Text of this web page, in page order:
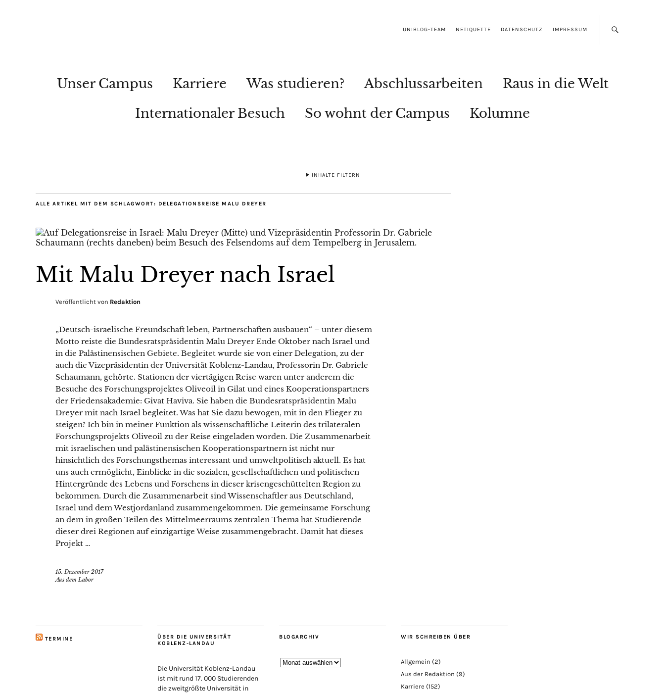
UNIBLOG-TEAM NETIQUETTE DATENSCHUTZ IMPRESSUM
Unser Campus Karriere Was studieren? Abschlussarbeiten
Raus in die Welt
Internationaler Besuch
So wohnt der Campus Kolumne
INHALTE FILTERN
ALLE ARTIKEL MIT DEM SCHLAGWORT: DELEGATIONSREISE MALU DREYER
Mit Malu Dreyer nach Israel
Veröffentlicht von Redaktion
„Deutsch-israelische Freundschaft leben, Partnerschaften ausbauen“ – unter diesem
Motto reiste die Bundesratspräsidentin Malu Dreyer Ende Oktober nach Israel und
in die Palästinensischen Gebiete. Begleitet wurde sie von einer Delegation, zu der
auch die Vizepräsidentin der Universität Koblenz-Landau, Professorin Dr. Gabriele
Schaumann, gehörte. Stationen der viertägigen Reise waren unter anderem die
Besuche des Forschungsprojektes Oliveoil in Gilat und eines Kooperationspartners
der Friedensakademie: Givat Haviva. Sie haben die Bundesratspräsidentin Malu
Dreyer mit nach Israel begleitet. Was hat Sie dazu bewogen, mit in den Flieger zu
steigen? Ich bin in meiner Funktion als wissenschaftliche Leiterin des trilateralen
Forschungsprojekts Oliveoil zu der Reise eingeladen worden. Die Zusammenarbeit
mit israelischen und palästinensischen Kooperationspartnern ist nicht nur
hinsichtlich des Forschungsthemas interessant und umweltpolitisch aktuell. Es hat
uns auch ermöglicht, Einblicke in die sozialen, gesellschaftlichen und politischen
Hintergründe des Lebens und Forschens in dieser krisengeschüttelten Region zu
bekommen. Durch die Zusammenarbeit sind Wissenschaftler aus Deutschland,
Israel und dem Westjordanland zusammengekommen. Die gemeinsame Forschung
an dem in großen Teilen des Mittelmeerraums zentralen Thema hat Studierende
dieser drei Regionen auf einzigartige Weise zusammengebracht. Damit hat dieses
Projekt …
15. Dezember 2017
Aus dem Labor
TERMINE
ÜBER DIE UNIVERSITÄT
KOBLENZ-LANDAU
Die Universität Koblenz-Landau
ist mit rund 17. 000 Studierenden
die zweitgrößte Universität in
BLOGARCHIV
Blogarchiv
WIR SCHREIBEN ÜBER
Allgemein (2)
Aus der Redaktion (9)
Karriere (152)